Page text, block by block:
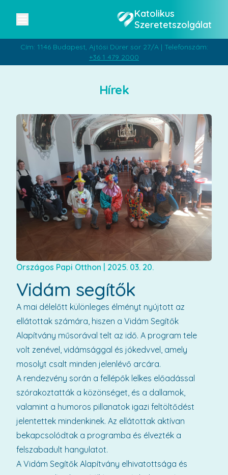
Katolikus
Szeretetszolgálat
Cím: 1146 Budapest, Ajtósi Dürer sor 27/A | Telefonszám:
+36 1 479 2000
Hírek
Országos Papi Otthon | 2025. 03. 20.
Vidám segítők
A mai délelőtt különleges élményt nyújtott az
ellátottak számára, hiszen a Vidám Segítők
Alapítvány műsorával telt az idő. A program tele
volt zenével, vidámsággal és jókedvvel, amely
mosolyt csalt minden jelenlévő arcára.
A rendezvény során a fellépők lelkes előadással
szórakoztatták a közönséget, és a dallamok,
valamint a humoros pillanatok igazi feltöltődést
jelentettek mindenkinek. Az ellátottak aktívan
bekapcsolódtak a programba és élvezték a
felszabadult hangulatot.
A Vidám Segítők Alapítvány elhivatottsága és